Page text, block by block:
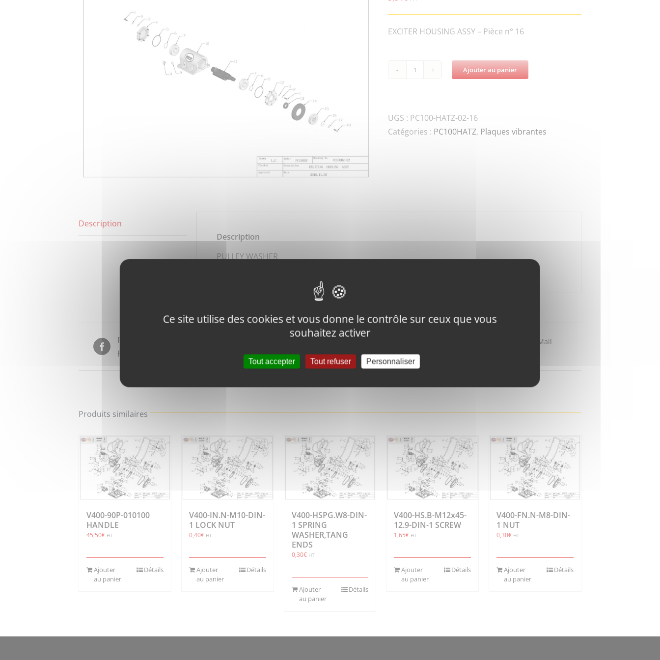
EXCITER HOUSING ASSY – Pièce n° 16
quantité
CPT80-
0303
Ajouter au panier
UGS : PC100-HATZ-02-16
Catégories : PC100HATZ, Plaques vibrantes
Description
Description
PULLEY WASHER
Partager sur
Facebook
produit
produit
Partager par Mail
Produits similaires
V400-90P-010100
HANDLE
45,50€ HT
Ajouter
au panier
Détails
V400-IN.N-M10-DIN-
1 LOCK NUT
0,40€ HT
Ajouter
au panier
Détails
V400-HSPG.W8-DIN-
1 SPRING
WASHER,TANG
ENDS
0,30€ HT
Ajouter
au panier
Détails
V400-HS.B-M12x45-
12.9-DIN-1 SCREW
1,65€ HT
Ajouter
au panier
Détails
V400-FN.N-M8-DIN-
1 NUT
0,30€ HT
Ajouter
au panier
Détails
Ce site utilise des cookies et vous donne le contrôle sur ceux que vous
souhaitez activer
Tout accepter Tout refuser Personnaliser